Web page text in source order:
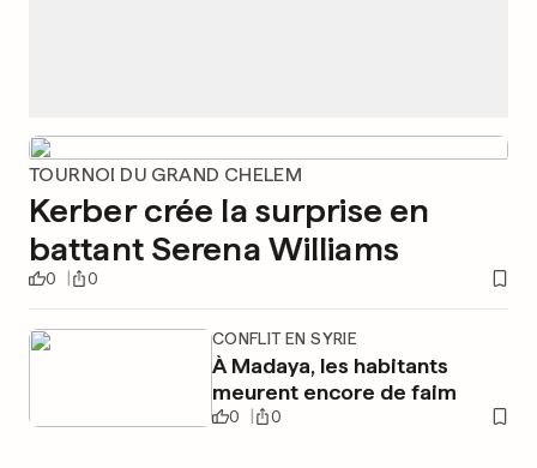
TOURNOI DU GRAND CHELEM
Kerber crée la surprise en
battant Serena Williams
0 0
CONFLIT EN SYRIE
À Madaya, les habitants
meurent encore de faim
0 0